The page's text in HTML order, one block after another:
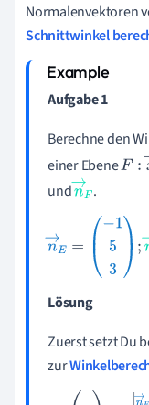
Normalenvektoren
Schnittwinkel
Aufgabe 1
Berechne den
einer EbeneF:x →
undn→.
n→E =-1 5 n→ F=3
Lösung
Zuerst setzt Du
zur